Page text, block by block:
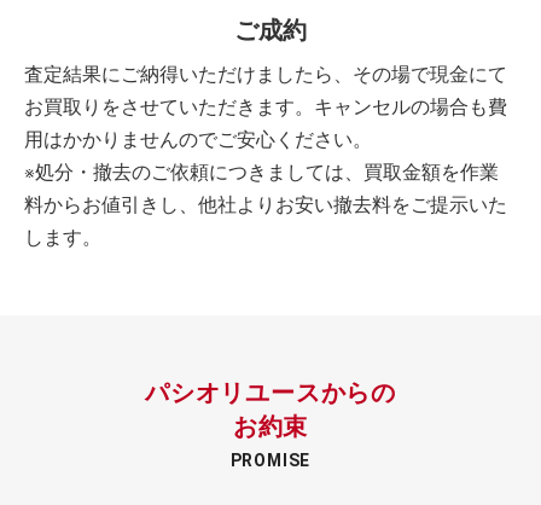
ご成約
査定結果にご納得いただけましたら、その場で現金にて
お買取りをさせていただきます。キャンセルの場合も費
用はかかりませんのでご安心ください。
※処分・撤去のご依頼につきましては、買取金額を作業
料からお値引きし、他社よりお安い撤去料をご提示いた
します。
パシオリユースからの
お約束
PROMISE